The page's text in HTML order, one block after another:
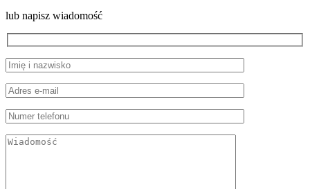
lub napisz wiadomość